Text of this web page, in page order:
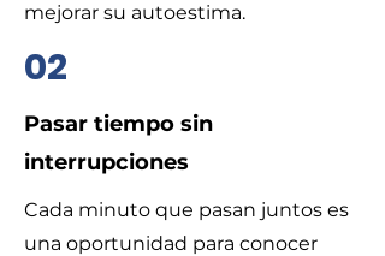
mejorar su autoestima.
02
Pasar tiempo sin
interrupciones
​Cada minuto que pasan juntos es
una oportunidad para conocer